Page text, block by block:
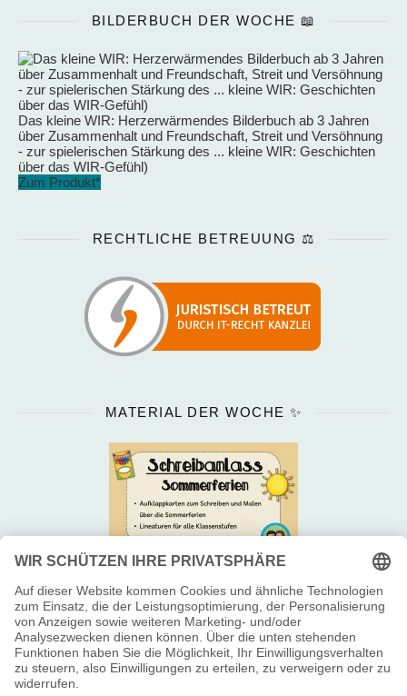
BILDERBUCH DER WOCHE 📖
Das kleine WIR: Herzerwärmendes Bilderbuch ab 3 Jahren
über Zusammenhalt und Freundschaft, Streit und Versöhnung
- zur spielerischen Stärkung des ... kleine WIR: Geschichten
über das WIR-Gefühl)
Zum Produkt*
RECHTLICHE BETREUUNG ⚖️
MATERIAL DER WOCHE ✨